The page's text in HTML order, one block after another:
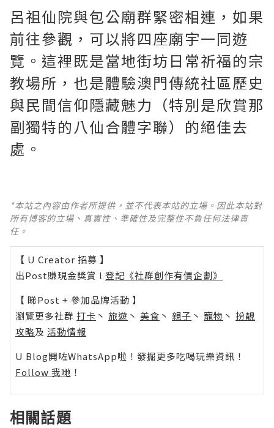
呂祖仙院與包公廟群緊密相連，如果
前往參觀，可以將四座廟宇一同遊
覽。這裡既是當地街坊日常祈福的宗
教場所，也是體驗澳門傳統社區歷史
與民間信仰隱藏魅力（特別是欣賞那
副獨特的八仙合體字聯）的絕佳去
處。
*本站之內容由作者所提供，並不代表本站的立場。因此本站對
所有博客的立場、真實性、準確性及完整性不負任何法律責
任。
【 U Creator 招募 】
出Post賺現金獎賞 l 登記《社群創作有價企劃》
【 睇Post + 參加品牌活動 】
瀏覽更多社群 打卡 丶 旅遊 丶 美食 丶 親子 丶 寵物 丶 扮靚
攻略及 活動情報
U Blog開咗WhatsApp啦！發掘更多吃喝玩樂資訊！
Follow 我哋 ！
相關話題